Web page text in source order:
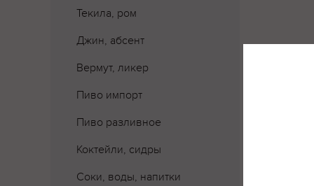
Текила, ром
Джин, абсент
Вермут, ликер
Пиво импорт
Пиво разливное
Коктейли, сидры
Соки, воды, напитки